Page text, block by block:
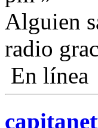
Alguien
radio
En línea